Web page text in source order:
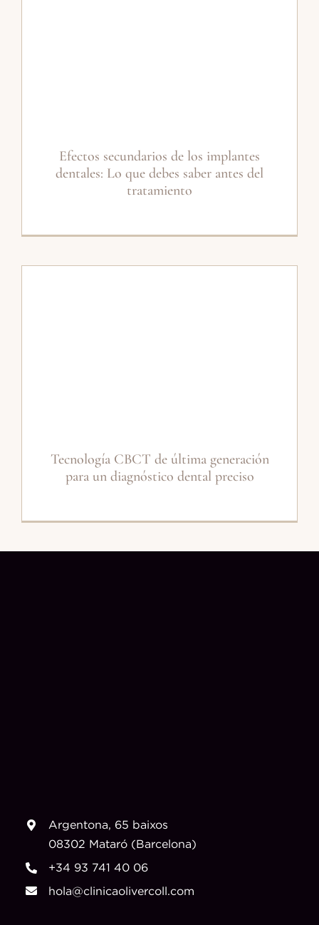
Efectos secundarios de los implantes
dentales: Lo que debes saber antes del
tratamiento
Tecnología CBCT de última generación
para un diagnóstico dental preciso
Argentona, 65 baixos
08302 Mataró (Barcelona)
+34 93 741 40 06
hola@clinicaolivercoll.com